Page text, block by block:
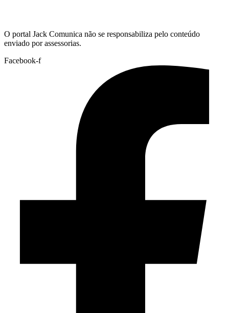
O portal Jack Comunica não se responsabiliza pelo conteúdo
enviado por assessorias.
Facebook-f